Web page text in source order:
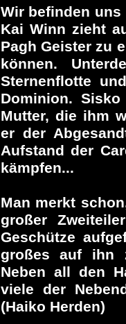
Wir befinden
Kai Winn zieht
Pagh Geister zu
können.
Sternenflotte
Dominion.
Mutter, die ihm
er der
Aufstand der
kämpfen...
Man merkt
großer
Geschütze
großes auf ihn
Neben all den
viele der
(Haiko Herden)